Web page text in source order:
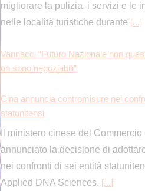
migliorare la pulizia, i servizi e le
nelle località turistiche durante [...]
Vannacci “Futuro Nazionale non
on sono negoziabili”
Cina annuncia contromisure nei
statunitensi
Il ministero cinese del Commercio
annunciato la decisione di
nei confronti di sei entità
Applied DNA Sciences. [...]